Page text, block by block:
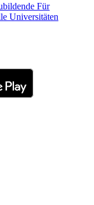
Für
Universitäten